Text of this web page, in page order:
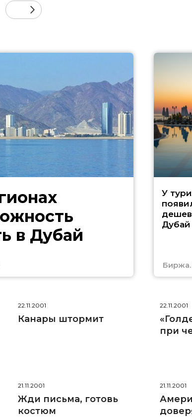
в Дубай
У
Дубай
22.11.2001
Канары штормит
22.11.2001
при
21.11.2001
Жди письма, готовь
костюм
21.11.2001